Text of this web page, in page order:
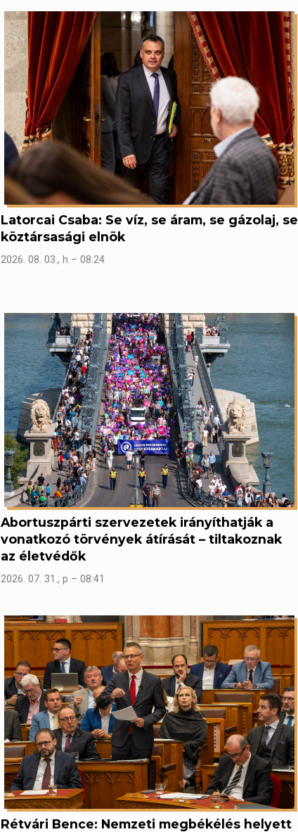
Latorcai Csaba: Se víz, se áram, se gázolaj, se
köztársasági elnök
2026. 08. 03., h – 08:24
Abortuszpárti szervezetek irányíthatják a
vonatkozó törvények átírását – tiltakoznak
az életvédők
2026. 07. 31., p – 08:41
Rétvári Bence: Nemzeti megbékélés helyett